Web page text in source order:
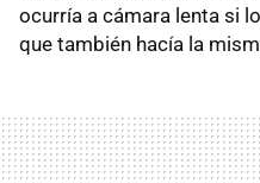
ocurría a cámara lenta si
que también hacía la